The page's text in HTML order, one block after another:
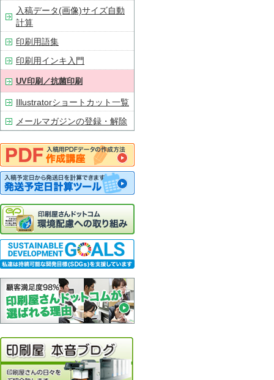
入稿データ(画像)サイズ自動
計算
印刷用語集
印刷用インキ入門
UV印刷／抗菌印刷
Illustratorショートカット一覧
メールマガジンの登録・解除